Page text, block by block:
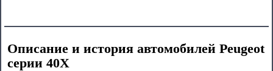
Описание и история автомобилей Peugeot
серии 40X